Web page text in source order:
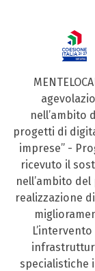
nell’ambito
progetti di
imprese” -
ricevuto il
nell’ambito del
realizzazione
specialistiche